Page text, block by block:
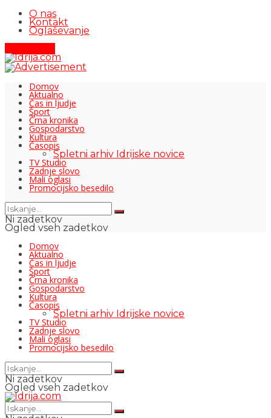
O nas
Kontakt
Oglaševanje
Domov
Aktualno
Čas in ljudje
Šport
Črna kronika
Gospodarstvo
Kultura
Časopis
Spletni arhiv Idrijske novice
TV Studio
Zadnje slovo
Mali oglasi
Promocijsko besedilo
Ni zadetkov
Ogled vseh zadetkov
Domov
Aktualno
Čas in ljudje
Šport
Črna kronika
Gospodarstvo
Kultura
Časopis
Spletni arhiv Idrijske novice
TV Studio
Zadnje slovo
Mali oglasi
Promocijsko besedilo
Ni zadetkov
Ogled vseh zadetkov